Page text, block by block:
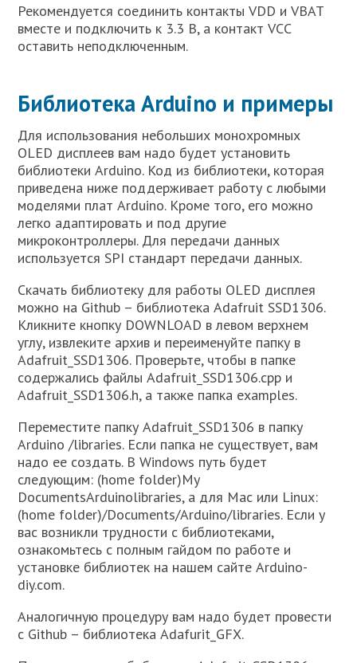
Рекомендуется соединить контакты VDD и VBAT
вместе и подключить к 3.3 В, а контакт VCC
оставить неподключенным.
Библиотека Arduino и примеры
Для использования небольших монохромных
OLED дисплеев вам надо будет установить
библиотеки Arduino. Код из библиотеки, которая
приведена ниже поддерживает работу с любыми
моделями плат Arduino. Кроме того, его можно
легко адаптировать и под другие
микроконтроллеры. Для передачи данных
используется SPI стандарт передачи данных.
Скачать библиотеку для работы OLED дисплея
можно на Github – библиотека Adafruit SSD1306.
Кликните кнопку DOWNLOAD в левом верхнем
углу, извлеките архив и переименуйте папку в
Adafruit_SSD1306. Проверьте, чтобы в папке
содержались файлы Adafruit_SSD1306.cpp и
Adafruit_SSD1306.h, а также папка examples.
Переместите папку Adafruit_SSD1306 в папку
Arduino /libraries. Если папка не существует, вам
надо ее создать. В Windows путь будет
следующим: (home folder)My
DocumentsArduinolibraries, а для Mac или Linux:
(home folder)/Documents/Arduino/libraries. Если у
вас возникли трудности с библиотеками,
ознакомьтесь с полным гайдом по работе и
установке библиотек на нашем сайте Arduino-
diy.com.
Аналогичную процедуру вам надо будет провести
с Github – библиотека Adafurit_GFX.